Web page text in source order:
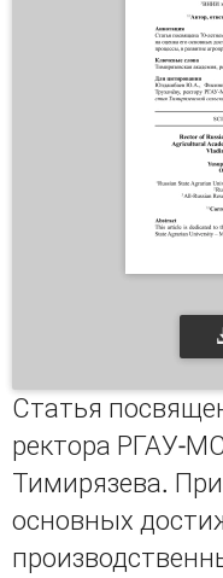
Статья
ректора РГАУ-
Тимирязева.
основных